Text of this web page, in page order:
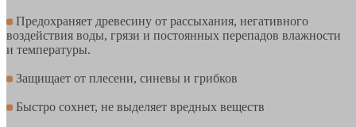
Предохраняет древесину от рассыхания, негативного
воздействия воды, грязи и постоянных перепадов влажности
и температуры.
Защищает от плесени, синевы и грибков
Быстро сохнет, не выделяет вредных веществ